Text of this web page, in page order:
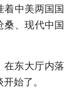
着中美两国国
桑、现代中国
在东大厅内落
始了。